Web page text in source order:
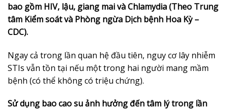
bao gồm HIV, lậu, giang mai và Chlamydia (Theo Trung
tâm Kiểm soát và Phòng ngừa Dịch bệnh Hoa Kỳ –
CDC).
Ngay cả trong lần quan hệ đầu tiên, nguy cơ lây nhiễm
STIs vẫn tồn tại nếu một trong hai người mang mầm
bệnh (có thể không có triệu chứng).
Sử dụng bao cao su ảnh hưởng đến tâm lý trong lần